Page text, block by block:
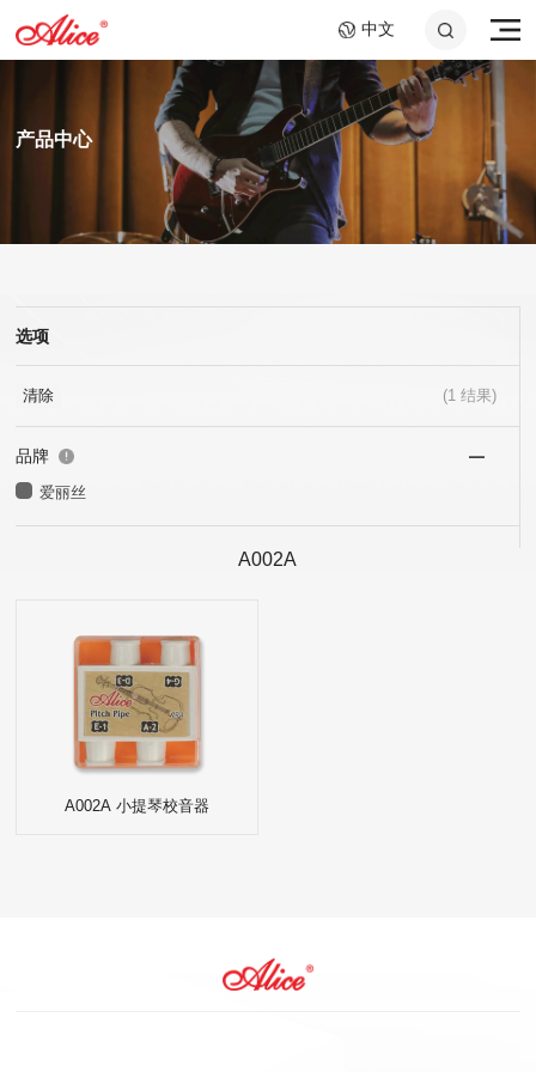
中文
AWR58-7SL 09-58超轻
弦,七弦镀镍合金电吉他
弦,镍钢电吉他弦
A807 钢绳芯镍铬大提琴
弦
琴弦
A046C 钢环指套 -长加
短套装
产品中心
选项
清除 (1结果)
品牌
爱丽丝
A002A
A002A 小提琴校音器